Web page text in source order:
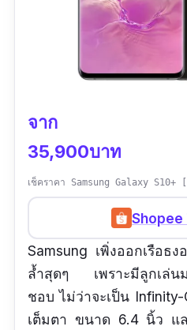
ไม่ใหม่ล่าสุด แต่ก็ยังใช้
จาก
35,900บาท
เช็คราคา Samsung Galaxy
Shopee
Samsung เพิ่งออกเรือธ
ล้ำสุดๆ เพราะมีลูกเล่น
ชอบ ไม่ว่าจะเป็น
เต็มตา ขนาด 6.4 นิ้ว แล